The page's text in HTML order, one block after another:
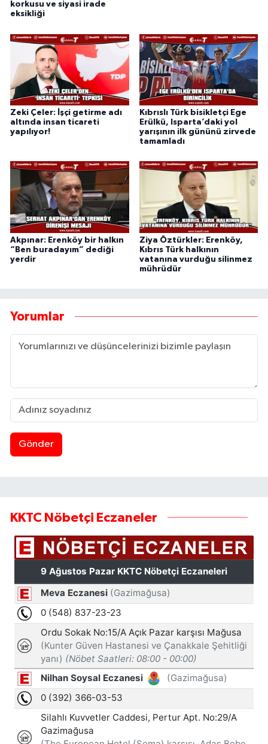
korkusu ve siyasi irade
eksikliği
Zeki Çeler: İşçi getirme adı
altında insan ticareti
yapılıyor!
Kıbrıslı Türk bisikletçi Ege
Erülkü, Isparta’daki yol
yarışının ilk gününü zirvede
tamamladı
Akpınar: Erenköy bir halkın
“Ben buradayım” dediği
yerdir
Ziya Öztürkler: Erenköy,
Kıbrıs Türk halkının
vatanına vurduğu silinmez
mührüdür
Yorumlar
Gönder
KKTC Nöbetçi Eczaneler